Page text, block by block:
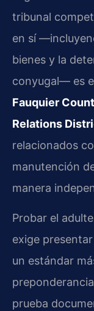
tribunal
en sí
bienes y la
conyugal— es
Fauquier
Relations
relacionados
manutención
manera
Probar el
exige
un estándar
prueba